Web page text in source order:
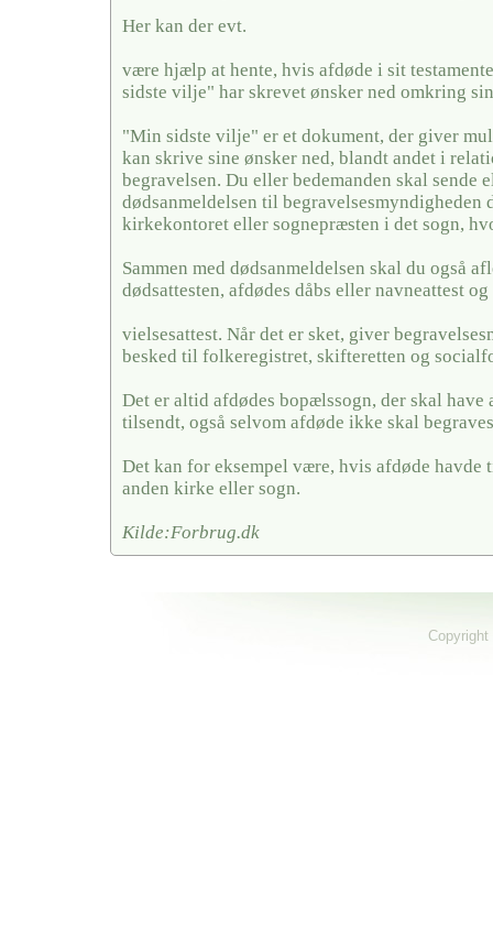
Her kan der evt.
være hjælp at hente, hvis afdøde i sit
sidste vilje" har skrevet ønsker ned omkring
"Min sidste vilje" er et dokument, der giver
kan skrive sine ønsker ned, blandt andet i
begravelsen. Du eller bedemanden skal sende
dødsanmeldelsen til begravelsesmyndigheden
kirkekontoret eller sognepræsten i det sogn,
Sammen med dødsanmeldelsen skal du også
dødsattesten, afdødes dåbs eller navneattest og
vielsesattest. Når det er sket, giver
besked til folkeregistret, skifteretten og
Det er altid afdødes bopælssogn, der skal have
tilsendt, også selvom afdøde ikke skal
Det kan for eksempel være, hvis afdøde
anden kirke eller sogn.
Kilde:Forbrug.dk